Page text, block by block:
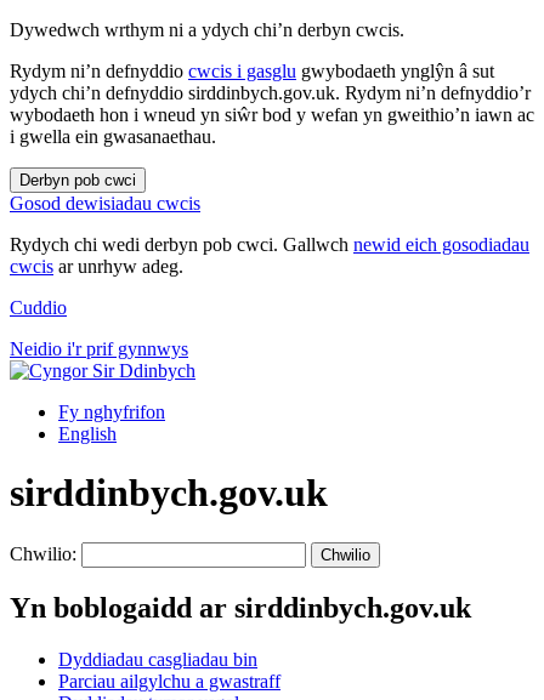
Dywedwch wrthym ni a ydych chi’n derbyn cwcis.
Rydym ni’n defnyddio cwcis i gasglu gwybodaeth ynglŷn â sut
ydych chi’n defnyddio sirddinbych.gov.uk. Rydym ni’n defnyddio’r
wybodaeth hon i wneud yn siŵr bod y wefan yn gweithio’n iawn ac
i gwella ein gwasanaethau.
Derbyn pob cwci
Gosod dewisiadau cwcis
Rydych chi wedi derbyn pob cwci. Gallwch newid eich gosodiadau
cwcis ar unrhyw adeg.
Cuddio
Neidio i'r prif gynnwys
Fy nghyfrifon
English
sirddinbych.gov.uk
Chwilio: Chwilio
Yn boblogaidd ar sirddinbych.gov.uk
Dyddiadau casgliadau bin
Parciau ailgylchu a gwastraff